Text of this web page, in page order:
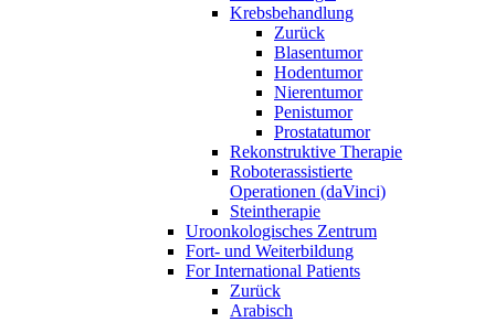
Krebsbehandlung
Zurück
Blasentumor
Hodentumor
Nierentumor
Penistumor
Prostatatumor
Rekonstruktive Therapie
Roboterassistierte
Operationen (daVinci)
Steintherapie
Uroonkologisches Zentrum
Fort- und Weiterbildung
For International Patients
Zurück
Arabisch